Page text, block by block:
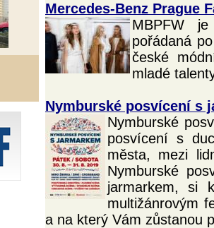
Mercedes-Benz Prague
MBPFW
pořádaná
české
mladé
Nymburské posvícení s
Nymburské
posvícení s
města, mezi
Nymburské
jarmarkem, si
multižánrovým
a na který Vám zůstanou